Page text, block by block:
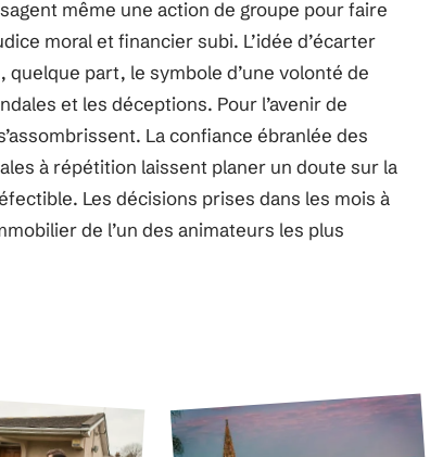
même une action de groupe pour faire
moral et financier subi. L’idée d’écarter
quelque part, le symbole d’une volonté de
et les déceptions. Pour l’avenir de
La confiance ébranlée des
à répétition laissent planer un doute sur la
Les décisions prises dans les mois à
de l’un des animateurs les plus